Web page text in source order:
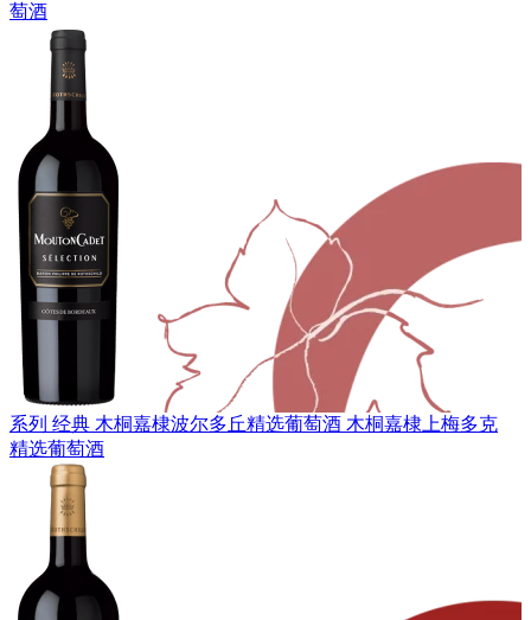
萄酒
系列 经典 木桐嘉棣波尔多丘精选葡萄酒 木桐嘉棣上梅多克
精选葡萄酒